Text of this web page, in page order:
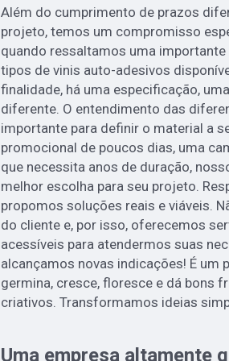
Além do cumprimento de prazos
projeto, temos um compromisso
quando ressaltamos uma
tipos de vinis auto-adesivos
finalidade, há uma especificação,
diferente. O entendimento das
importante para definir o material a
promocional de poucos dias, uma
que necessita anos de duração,
melhor escolha para seu projeto.
propomos soluções reais e viáveis.
do cliente e, por isso, oferecemos
acessíveis para atendermos suas
alcançamos novas indicações! É um
germina, cresce, floresce e dá bons
criativos. Transformamos ideias
Uma empresa altamente